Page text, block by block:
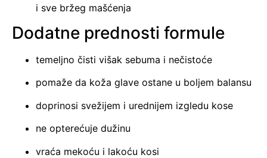
i sve bržeg mašćenja
Dodatne prednosti formule
temeljno čisti višak sebuma i nečistoće
pomaže da koža glave ostane u boljem balansu
doprinosi svežijem i urednijem izgledu kose
ne opterećuje dužinu
vraća mekoću i lakoću kosi